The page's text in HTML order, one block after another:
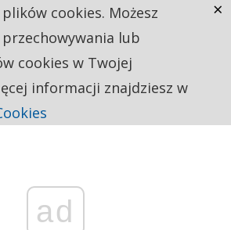
ad
cookies. Możesz
lub
cookies w Twojej
informacji znajdziesz w
×